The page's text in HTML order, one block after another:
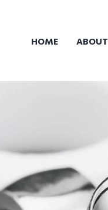
HOME ABOUT